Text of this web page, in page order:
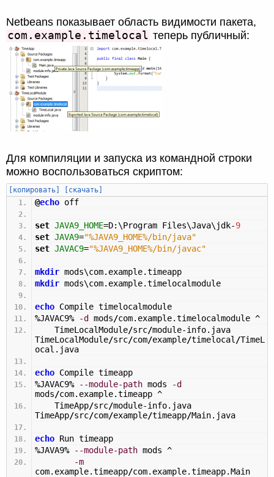
Netbeans показывает область видимости пакета,
com.example.timelocal теперь публичный:
Для компиляции и запуска из командной строки
можно воспользоваться скриптом:
[копировать] [скачать]
@echo off
set JAVA9_HOME=D:\Program Files\Java\jdk-9
set JAVA9="%JAVA9_HOME%/bin/java"
set JAVAC9="%JAVA9_HOME%/bin/javac"
mkdir mods\com.example.timeapp
mkdir mods\com.example.timelocalmodule
echo Compile timelocalmodule
%JAVAC9% -d mods/com.example.timelocalmodule ^
TimeLocalModule/src/module-info.java
TimeLocalModule/src/com/example/timelocal /TimeL
ocal.java
echo Compile timeapp
%JAVAC9% --module-path mods
-d
mods/com.example.timeapp ^
TimeApp/src/module-info.java
TimeApp/src/com/example/timeapp/Main.java
echo Run timeapp
%JAVA9% --module-path mods ^
-m
com.example.timeapp/com.example.timeapp.Main